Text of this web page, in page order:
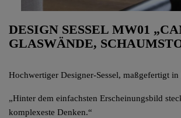
DESIGN SESSEL MW01
GLASWÄNDE,
Hochwertiger Designer-Sessel, maßgefertigt in
„Hinter dem einfachsten Erscheinungsbild
komplexeste Denken.“